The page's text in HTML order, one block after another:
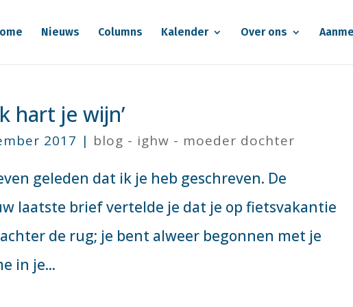
Nieuws Columns Kalender Over ons
hart je wijn’
2017 | blog - ighw - moeder dochter
geleden dat ik je heb geschreven. De
laatste brief vertelde je dat je op fietsvakantie
de rug; je bent alweer begonnen met je
in je...